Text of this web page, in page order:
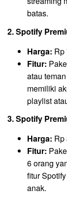
batas.
2. Spotify
Harga: Rp
Fitur:
atau
memiliki
playlist
3. Spotify
Harga: Rp
Fitur:
6 orang
fitur
anak.